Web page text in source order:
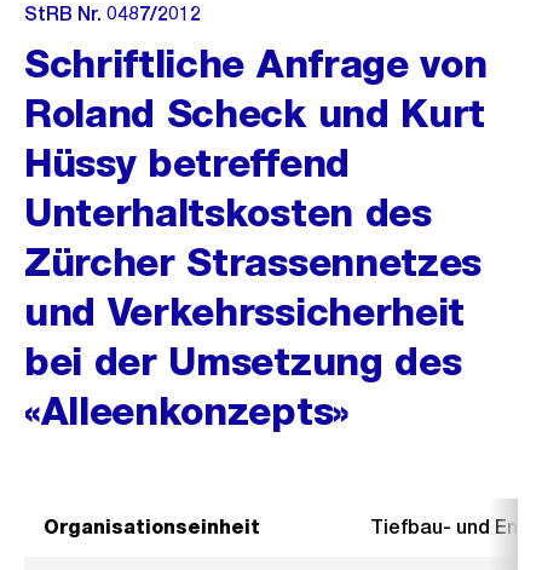
StRB Nr. 0487/2012
Schriftliche Anfrage von
Roland Scheck und Kurt
Hüssy betreffend
Unterhaltskosten des
Zürcher Strassennetzes
und Verkehrssicherheit
bei der Umsetzung des
«Alleenkonzepts»
Organisationseinheit Tiefbau- und